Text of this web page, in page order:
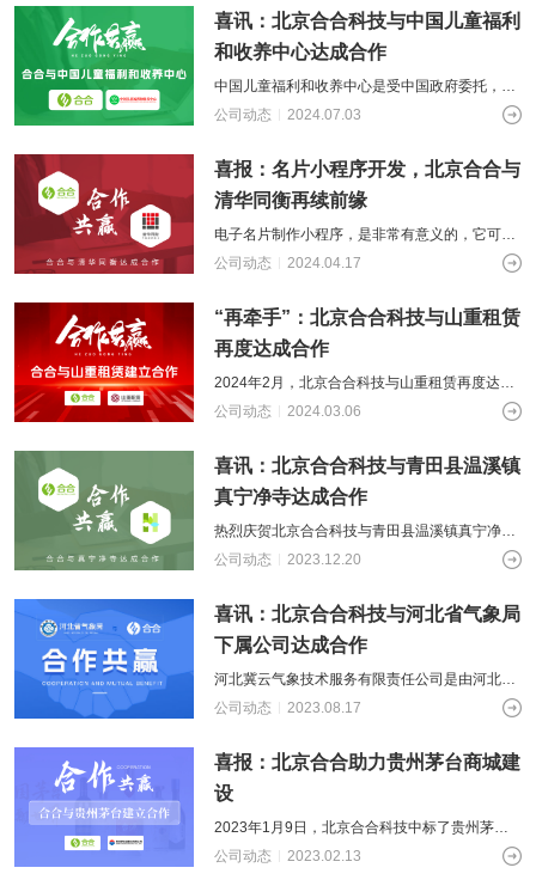
喜讯：北京合合科技与中国儿童福利
和收养中心达成合作
中国儿童福利和收养中心是受中国政府委托，负
责涉外收养具体事务，承担社会福利机构儿童养
公司动态 2024.07.03
喜报：名片小程序开发，北京合合与
清华同衡再续前缘
电子名片制作小程序，是非常有意义的，它可以
帮助提升个人专业形象，可以让个人更加灵活的
公司动态 2024.04.17
“再牵手”：北京合合科技与山重租赁
再度达成合作
2024年2月，北京合合科技与山重租赁再度达成
合作，承接开发山重租赁APP营业日报项目的再
公司动态 2024.03.06
喜讯：北京合合科技与青田县温溪镇
真宁净寺达成合作
热烈庆贺北京合合科技与青田县温溪镇真宁净寺
达成合作，主要是共同研发《弘愿之音
公司动态 2023.12.20
喜讯：北京合合科技与河北省气象局
下属公司达成合作
河北冀云气象技术服务有限责任公司是由河北省
气象行政技术服务中心控股的公司，热烈庆贺北
公司动态 2023.08.17
喜报：北京合合助力贵州茅台商城建
设
2023年1月9日，北京合合科技中标了贵州茅台
生态农业销售有限责任公司的“蜜友团”微信小程
公司动态 2023.02.13